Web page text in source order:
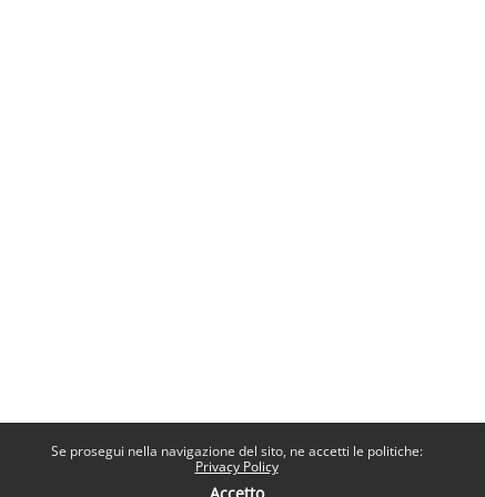
Se prosegui nella navigazione del sito, ne accetti le politiche:
Privacy Policy